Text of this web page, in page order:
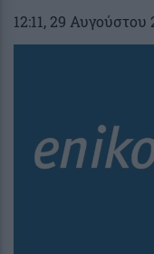
12:11, 29 Αυγούστου